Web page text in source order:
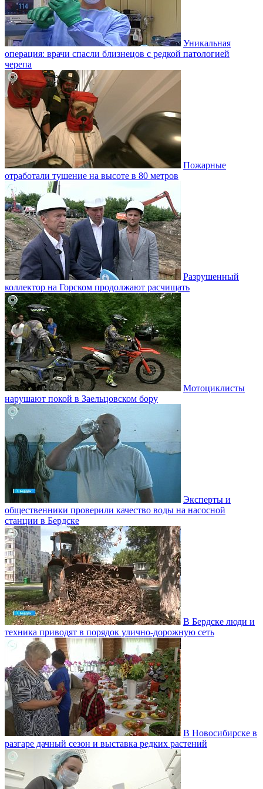
Уникальная
операция: врачи спасли близнецов с редкой патологией
черепа
Пожарные
отработали тушение на высоте в 80 метров
Разрушенный
коллектор на Горском продолжают расчищать
Мотоциклисты
нарушают покой в Заельцовском бору
Эксперты и
общественники проверили качество воды на насосной
станции в Бердске
В Бердске люди и
техника приводят в порядок улично‑дорожную сеть
В Новосибирске в
разгаре дачный сезон и выставка редких растений